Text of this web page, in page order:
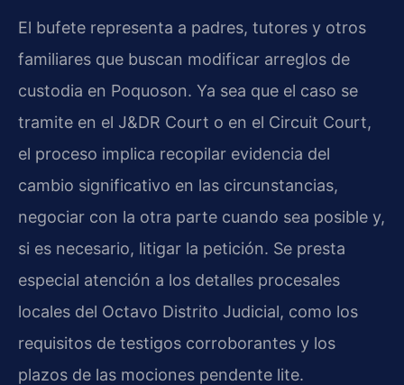
El bufete representa a padres, tutores y otros
familiares que buscan modificar arreglos de
custodia en Poquoson. Ya sea que el caso se
tramite en el J&DR Court o en el Circuit Court,
el proceso implica recopilar evidencia del
cambio significativo en las circunstancias,
negociar con la otra parte cuando sea posible y,
si es necesario, litigar la petición. Se presta
especial atención a los detalles procesales
locales del Octavo Distrito Judicial, como los
requisitos de testigos corroborantes y los
plazos de las mociones pendente lite.